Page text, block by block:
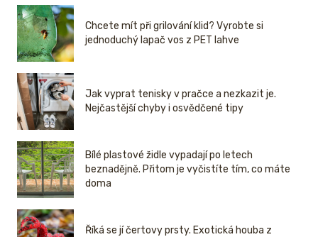
Chcete mít při grilování klid? Vyrobte si
jednoduchý lapač vos z PET lahve
Jak vyprat tenisky v pračce a nezkazit je.
Nejčastější chyby i osvědčené tipy
Bílé plastové židle vypadají po letech
beznadějně. Přitom je vyčistíte tím, co máte
doma
Říká se jí čertovy prsty. Exotická houba z